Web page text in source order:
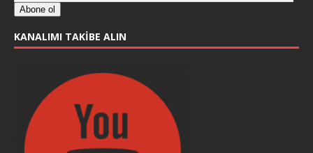
Abone ol
KANALIMI TAKIBE ALIN